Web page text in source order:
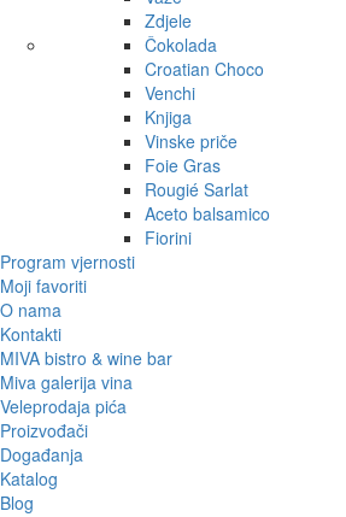
Zdjele
Čokolada
Croatian Choco
Venchi
Knjiga
Vinske priče
Foie Gras
Rougié Sarlat
Aceto balsamico
Fiorini
Program vjernosti
Moji favoriti
O nama
Kontakti
MIVA bistro & wine bar
Miva galerija vina
Veleprodaja pića
Proizvođači
Događanja
Katalog
Blog